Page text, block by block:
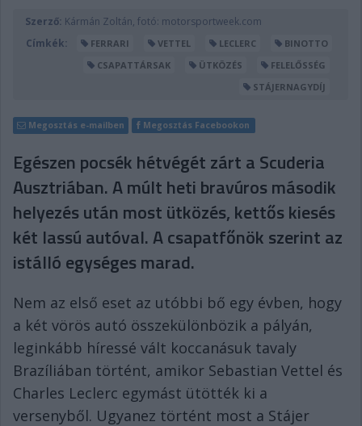
Szerző: Kármán Zoltán, fotó: motorsportweek.com
Címkék:
FERRARI VETTEL LECLERC
BINOTTO
CSAPATTÁRSAK
ÜTKÖZÉS
FELELŐSSÉG
STÁJERNAGYDÍJ
Megosztás e-mailben Megosztás Facebookon
Egészen pocsék hétvégét zárt a Scuderia
Ausztriában. A múlt heti bravúros második
helyezés után most ütközés, kettős kiesés
két lassú autóval. A csapatfőnök szerint az
istálló egységes marad.
Nem az első eset az utóbbi bő egy évben, hogy
a két vörös autó összekülönbözik a pályán,
leginkább híressé vált koccanásuk tavaly
Brazíliában történt, amikor Sebastian Vettel és
Charles Leclerc egymást ütötték ki a
versenyből. Ugyanez történt most a Stájer